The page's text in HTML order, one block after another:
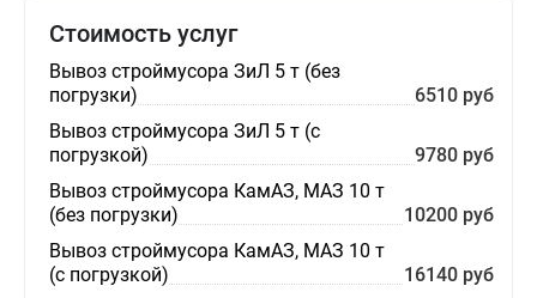
Стоимость услуг
Вывоз строймусора ЗиЛ 5 т (без
погрузки)
6510 руб
Вывоз строймусора ЗиЛ 5 т (с
погрузкой)
9780 руб
Вывоз строймусора КамАЗ, МАЗ 10 т
(без погрузки)
10200 руб
Вывоз строймусора КамАЗ, МАЗ 10 т
(с погрузкой)
16140 руб